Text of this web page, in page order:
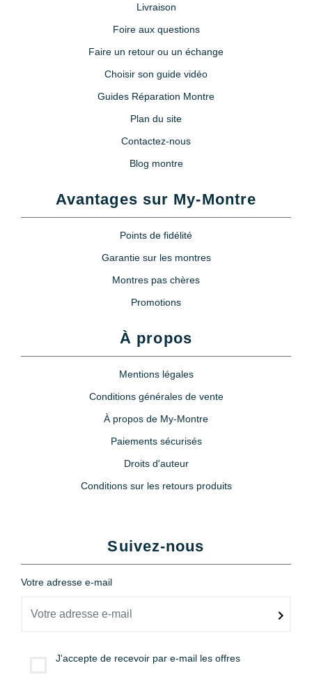
Livraison
Foire aux questions
Faire un retour ou un échange
Choisir son guide vidéo
Guides Réparation Montre
Plan du site
Contactez-nous
Blog montre
Avantages sur My-Montre
Points de fidélité
Garantie sur les montres
Montres pas chères
Promotions
À propos
Mentions légales
Conditions générales de vente
À propos de My-Montre
Paiements sécurisés
Droits d'auteur
Conditions sur les retours produits
Suivez-nous
Votre adresse e-mail
J'accepte de recevoir par e-mail les offres